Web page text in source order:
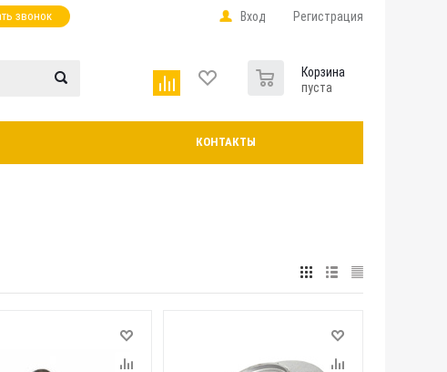
звонок Вход Регистрация
Корзина
пуста
КОНТАКТЫ